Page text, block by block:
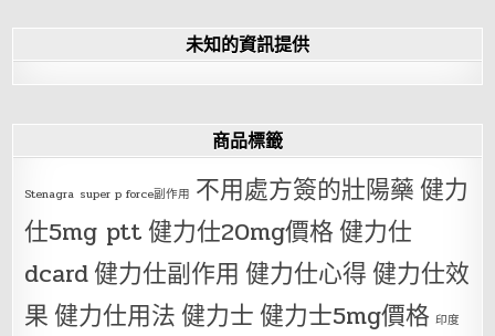
未知的資訊提供
商品標籤
Stenagra super p force副作用 不用處方簽的壯陽藥健力
仕5mg ptt健力仕20mg價格健力仕
dcard健力仕副作用 健力仕心得健力仕效
果健力仕用法健力士健力士5mg價格 印度